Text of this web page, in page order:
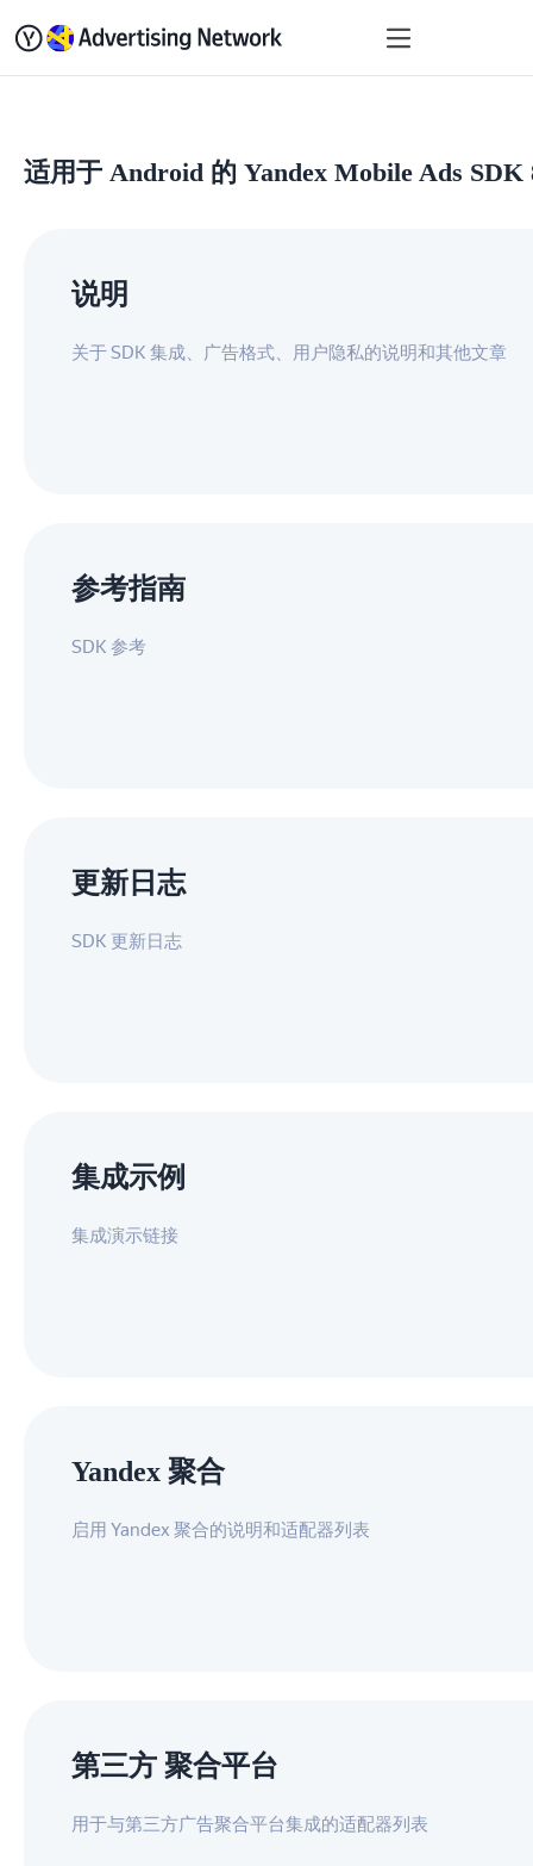
快速入门
适用于 Android 的 Yandex Mobile Ads SDK
说明
关于 SDK 集成、广告格式、用户隐私的说明和其他文章
参考指南
SDK 参考
更新日志
SDK 更新日志
集成示例
集成演示链接
Yandex 聚合
启用 Yandex 聚合的说明和适配器列表
第三方 聚合平台
用于与第三方广告聚合平台集成的适配器列表